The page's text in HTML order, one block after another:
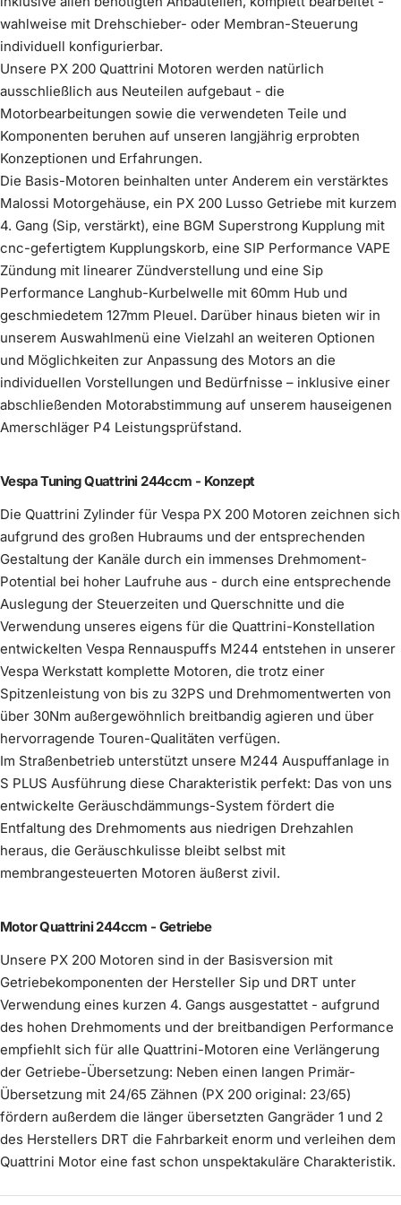
schwarz
Mehr erfahren
im Preis enthalten
Vergaserwanne SIP Performance cnc -
silber
Mehr erfahren
im Preis enthalten
Vergaser Keihin PWK 28mm
Mehr erfahren
€299,00
Ansaug-Adapter(0/1) Wähle ein Produkt
Adapter Vergaser-Ansaugbalg Vespa
Largeframe
Mehr erfahren
€24,90
keine Innendämmung
Mehr erfahren
im Preis enthalten
Auspuff Innendämmung Silent S
€90,00
Auspuff Innendämmung Silent S PLUS
Mehr erfahren
€110,00
Anbringung Lambda-
Flansch
(0/1)
wählbar
Edelstahl
Mehr erfahren
€599,00
Innendämmung Scooter &
Service
keine Innendämmung
Mehr erfahren
im Preis enthalten
Auspuff Innendämmung Silent S
€90,00
Auspuff Scooter & Service M244 Curley
€1.490,00
Innendämmung Scooter &
Service
(0
Wähle ein
Produkt
Mehr erfahren
im Preis enthalten
3. Gang 38 Zähne, DRT
Mehr erfahren
€60,00
4. Gang 36 Zähne, DRT kurz
Mehr erfahren
€69,00
Komplettiere dein Kit(0/1) optional wählbar
Felge Vespa Breitreifen silbergrau
Mehr erfahren
€39,00
Felge Vespa Breitreifen schwarz
pulverbeschichtet
Mehr erfahren
€89,00
Umbau Motor für Breitreifenkit 4-Zoll
Mehr erfahren
€99,00
Felge Vespa Breitreifen silbergrau
Mehr erfahren
€39,00
Felge Vespa Breitreifen schwarz
pulverbeschichtet
Lüfterrad Zündung Vape - schwarz eloxiert
Mehr erfahren
€39,00
Mehr erfahren
€15,00
Bremtrommel Vespa PX hinten -
Mehr erfahren
€49,90
wahlweise mit Drehschieber- oder Membran-Steuerung
individuell konfigurierbar.
Unsere PX 200 Quattrini Motoren werden natürlich
ausschließlich aus Neuteilen aufgebaut - die
Motorbearbeitungen sowie die verwendeten Teile und
Komponenten beruhen auf unseren langjährig erprobten
Konzeptionen und Erfahrungen.
Die Basis-Motoren beinhalten unter Anderem ein verstärktes
Malossi Motorgehäuse, ein PX 200 Lusso Getriebe mit kurzem
4. Gang (Sip, verstärkt), eine BGM Superstrong Kupplung mit
cnc-gefertigtem Kupplungskorb, eine SIP Performance VAPE
Zündung mit linearer Zündverstellung und eine Sip
Performance Langhub-Kurbelwelle mit 60mm Hub und
geschmiedetem 127mm Pleuel. Darüber hinaus bieten wir in
unserem Auswahlmenü eine Vielzahl an weiteren Optionen
und Möglichkeiten zur Anpassung des Motors an die
individuellen Vorstellungen und Bedürfnisse – inklusive einer
abschließenden Motorabstimmung auf unserem hauseigenen
Amerschläger P4 Leistungsprüfstand.
Vespa Tuning Quattrini 244ccm - Konzept
Die Quattrini Zylinder für Vespa PX 200 Motoren zeichnen sich
aufgrund des großen Hubraums und der entsprechenden
Gestaltung der Kanäle durch ein immenses Drehmoment-
Potential bei hoher Laufruhe aus - durch eine entsprechende
Auslegung der Steuerzeiten und Querschnitte und die
Verwendung unseres eigens für die Quattrini-Konstellation
entwickelten Vespa Rennauspuffs M244 entstehen in unserer
Vespa Werkstatt komplette Motoren, die trotz einer
Spitzenleistung von bis zu 32PS und Drehmomentwerten von
über 30Nm außergewöhnlich breitbandig agieren und über
hervorragende Touren-Qualitäten verfügen.
Im Straßenbetrieb unterstützt unsere M244 Auspuffanlage in
S PLUS Ausführung diese Charakteristik perfekt: Das von uns
entwickelte Geräuschdämmungs-System fördert die
Entfaltung des Drehmoments aus niedrigen Drehzahlen
heraus, die Geräuschkulisse bleibt selbst mit
membrangesteuerten Motoren äußerst zivil.
Motor Quattrini 244ccm - Getriebe
Unsere PX 200 Motoren sind in der Basisversion mit
Getriebekomponenten der Hersteller Sip und DRT unter
Verwendung eines kurzen 4. Gangs ausgestattet - aufgrund
des hohen Drehmoments und der breitbandigen Performance
empfiehlt sich für alle Quattrini-Motoren eine Verlängerung
der Getriebe-Übersetzung: Neben einen langen Primär-
Übersetzung mit 24/65 Zähnen (PX 200 original: 23/65)
fördern außerdem die länger übersetzten Gangräder 1 und 2
des Herstellers DRT die Fahrbarkeit enorm und verleihen dem
Quattrini Motor eine fast schon unspektakuläre Charakteristik.